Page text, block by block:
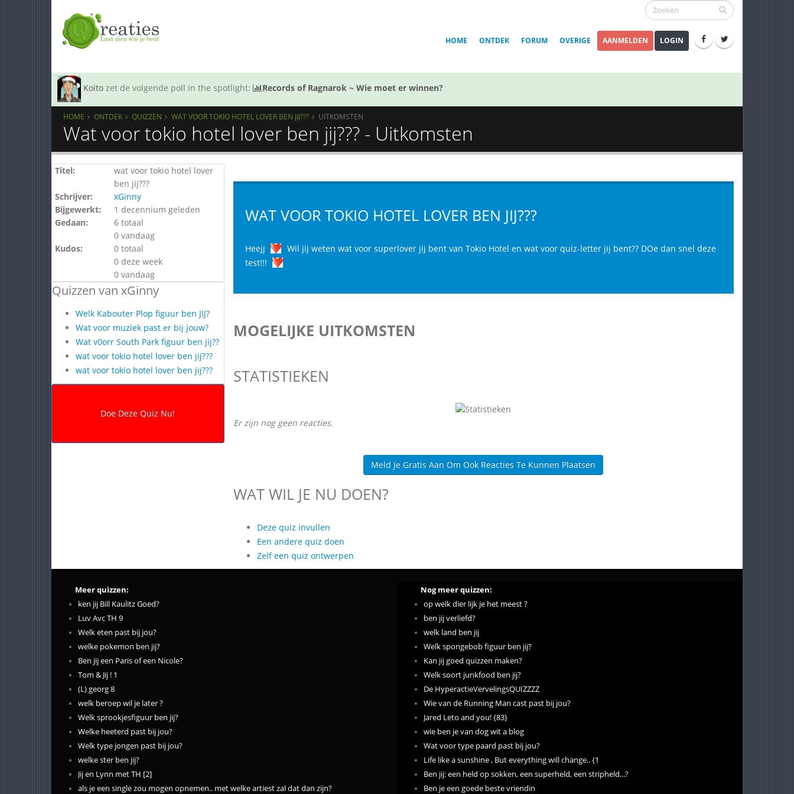
HOME ONTDEK FORUM OVERIGE AANMELDEN LOGIN
Koito zet de volgende poll in the spotlight: Records of Ragnarok ~ Wie moet er winnen?
HOME ONTDEK QUIZZEN WAT VOOR TOKIO HOTEL LOVER BEN JIJ??? UITKOMSTEN
Wat voor tokio hotel lover ben jij??? - Uitkomsten
Titel:
wat voor tokio hotel lover
ben jij???
Schrijver:
xGinny
Bijgewerkt:
1 decennium geleden
Gedaan:
6 totaal
0 vandaag
Kudos:
0 totaal
0 deze week
0 vandaag
Quizzen van xGinny
Welk Kabouter Plop figuur ben JIJ?
Wat voor muziek past er bij jouw?
Wat v0orr South Park figuur ben jij??
wat voor tokio hotel lover ben jij???
wat voor tokio hotel lover ben jij???
WAT VOOR TOKIO HOTEL LOVER BEN JIJ???
Heejj
Wil jij weten wat voor superlover jij bent van Tokio Hotel en wat voor quiz-letter jij bent?? DOe dan snel deze
test!!!
MOGELIJKE UITKOMSTEN
STATISTIEKEN
Er zijn nog geen reacties.
Meld Je Gratis Aan Om Ook Reacties Te Kunnen Plaatsen
WAT WIL JE NU DOEN?
Deze quiz invullen
Een andere quiz doen
Zelf een quiz ontwerpen
Meer quizzen:
ken jij Bill Kaulitz Goed?
Luv Avc TH 9
Welk eten past bij jou?
welke pokemon ben jij?
Ben jij een Paris of een Nicole?
Tom & Jij ! 1
(L) georg 8
welk beroep wil je later ?
Welk sprookjesfiguur ben jij?
Welke heeterd past bij jou?
Welk type jongen past bij jou?
welke ster ben jij?
Jij en Lynn met TH [2]
als je een single zou mogen opnemen.. met welke artiest zal dat dan zijn?
Nog meer quizzen:
op welk dier lijk je het meest ?
ben jij verliefd?
welk land ben jij
Welk spongebob figuur ben jij?
Kan jij goed quizzen maken?
Welk soort junkfood ben jij?
De HyperactieVervelingsQUIZZZZ
Wie van de Running Man cast past bij jou?
Jared Leto and you! {83}
wie ben je van dog wit a blog
Wat voor type paard past bij jou?
Life like a sunshine , But everything will change.. {1
Ben jij: een held op sokken, een superheld, een stripheld...?
Ben je een goede beste vriendin